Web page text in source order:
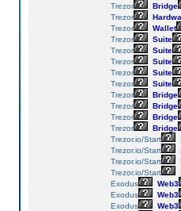
Trezor
Bridge
Trezor
Trezor
Wallet
Trezor
Suite
Trezor
Suite
Trezor
Suite
Trezor
Suite
Trezor
Suite
Trezor
Bridge
Trezor
Bridge
Trezor
Bridge
Trezor
Bridge
Trezor.io/Start
Trezor.io/Start
Trezor.io/Start
Trezor.io/Start
Exodus
Web3
Exodus
Web3
Exodus
Web3